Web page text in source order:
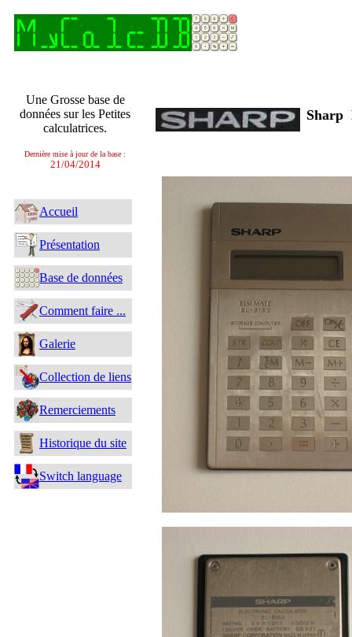
Une Grosse base de
données sur les Petites
calculatrices.
Dernière mise à jour de la base :
21/04/2014
Accueil
Présentation
Base de données
Comment faire ...
Galerie
Collection de liens
Remerciements
Historique du site
Switch language
Sharp